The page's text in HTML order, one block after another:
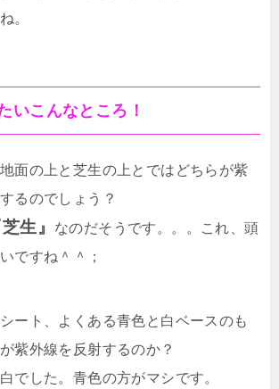
。
いこんなところ！
面の上と芝生の上とではどちらが紫
るのでしょう？
芝生』
なのだそうです。。。これ、頭
ですね＾＾；
ート、よくある青色と白ベースのも
紫外線を反射するのか？
でした。青色の方がマシです。